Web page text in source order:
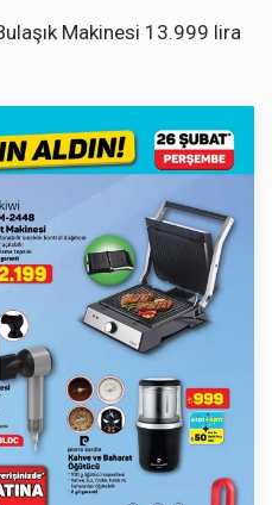
Makinesi 13.999 lira